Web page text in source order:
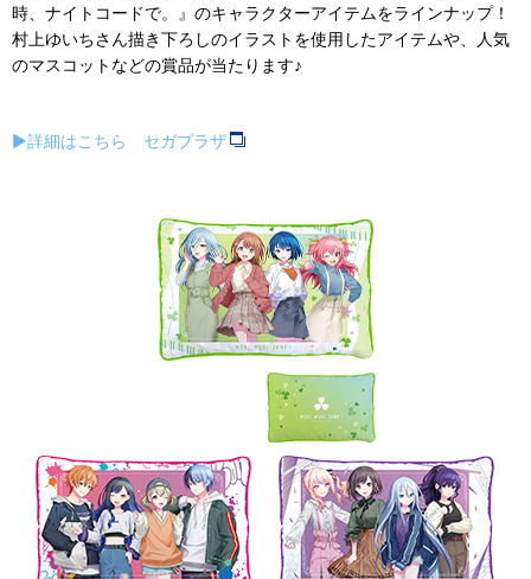
時、ナイトコードで。』のキャラクターアイテムをラインナップ！
村上ゆいちさん描き下ろしのイラストを使用したアイテムや、人気
のマスコットなどの賞品が当たります♪
▶詳細はこちら セガプラザ